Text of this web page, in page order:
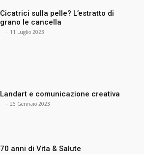
Cicatrici sulla pelle? L’estratto di
grano le cancella
- 11 Luglio 2023
Landart e comunicazione creativa
- 26 Gennaio 2023
70 anni di Vita & Salute